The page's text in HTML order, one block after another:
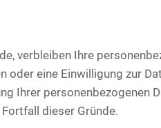
verbleiben Ihre
eine Einwilligung zur
Ihrer personenbezogenen
dieser Gründe.